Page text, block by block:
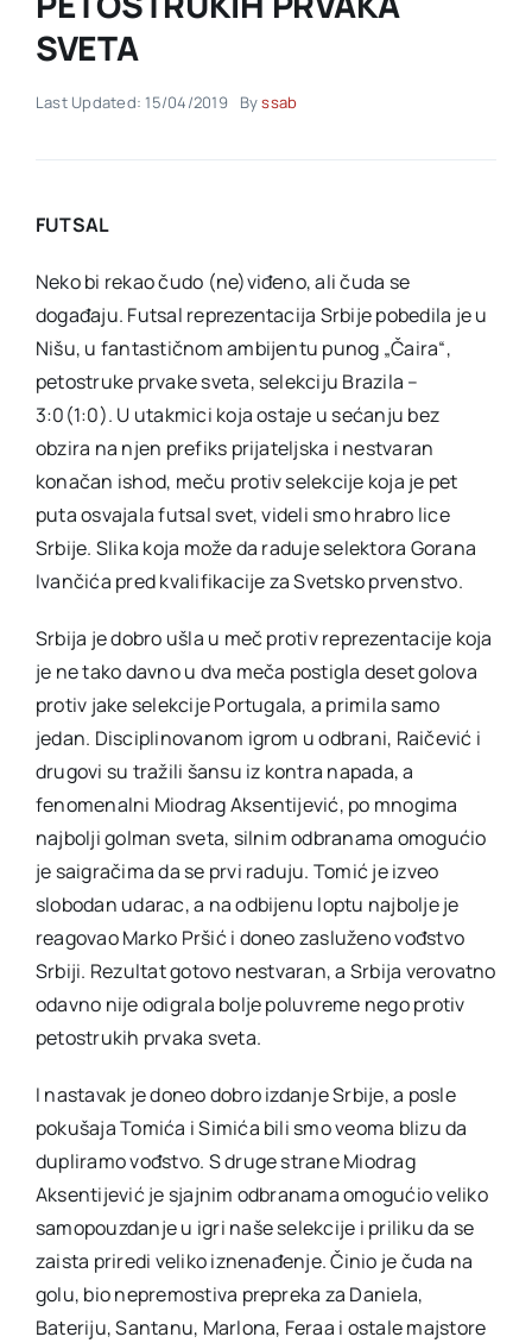
Akti SSAB
SVETA
Last Updated: 15/04/2019 Byssab
FUTSAL
Neko bi rekao čudo (ne)viđeno, ali čuda se
događaju. Futsal reprezentacija Srbije pobedila je u
Nišu, u fantastičnom ambijentu punog „Čaira“,
petostruke prvake sveta, selekciju Brazila –
3:0(1:0). U utakmici koja ostaje u sećanju bez
obzira na njen prefiks prijateljska i nestvaran
konačan ishod, meču protiv selekcije koja je pet
puta osvajala futsal svet, videli smo hrabro lice
Srbije. Slika koja može da raduje selektora Gorana
Ivančića pred kvalifikacije za Svetsko prvenstvo.
Srbija je dobro ušla u meč protiv reprezentacije koja
je ne tako davno u dva meča postigla deset golova
protiv jake selekcije Portugala, a primila samo
jedan. Disciplinovanom igrom u odbrani, Raičević i
drugovi su tražili šansu iz kontra napada, a
fenomenalni Miodrag Aksentijević, po mnogima
najbolji golman sveta, silnim odbranama omogućio
je saigračima da se prvi raduju. Tomić je izveo
slobodan udarac, a na odbijenu loptu najbolje je
reagovao Marko Pršić i doneo zasluženo vođstvo
Srbiji. Rezultat gotovo nestvaran, a Srbija verovatno
odavno nije odigrala bolje poluvreme nego protiv
petostrukih prvaka sveta.
I nastavak je doneo dobro izdanje Srbije, a posle
pokušaja Tomića i Simića bili smo veoma blizu da
dupliramo vođstvo. S druge strane Miodrag
Aksentijević je sjajnim odbranama omogućio veliko
samopouzdanje u igri naše selekcije i priliku da se
zaista priredi veliko iznenađenje. Činio je čuda na
golu, bio nepremostiva prepreka za Daniela,
Bateriju, Santanu, Marlona, Feraa i ostale majstore